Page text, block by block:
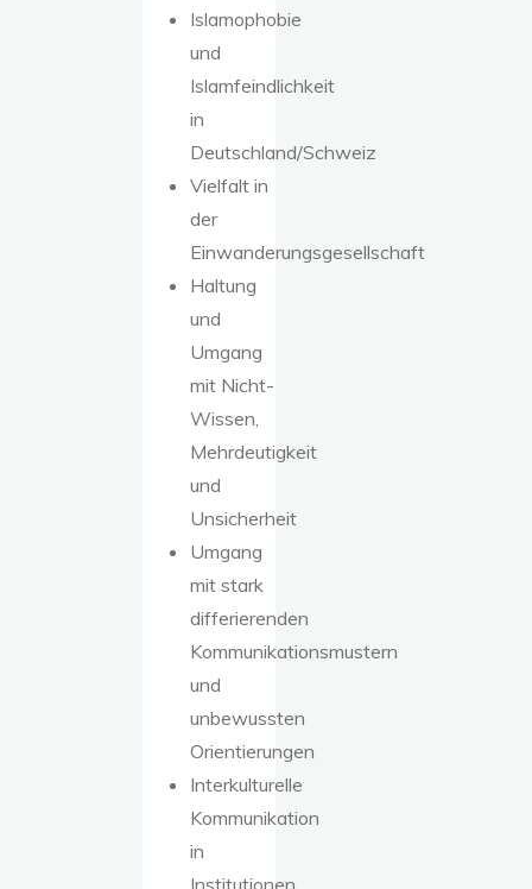
Islamophobie
und
Islamfeindlichkeit
in
Deutschland/Schweiz
Vielfalt in
der
Einwanderungsgesellschaft
Haltung
und
Umgang
mit Nicht-
Wissen,
Mehrdeutigkeit
und
Unsicherheit
Umgang
mit stark
differierenden
Kommunikationsmustern
und
unbewussten
Orientierungen
Interkulturelle
Kommunikation
in